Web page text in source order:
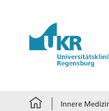
Springe zum
Innere